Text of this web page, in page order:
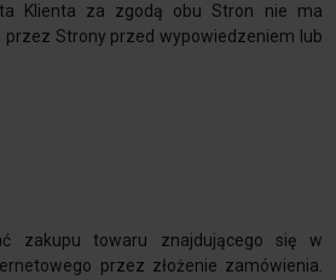
Klienta za zgodą obu Stron nie ma
przez Strony przed wypowiedzeniem lub
zakupu towaru znajdującego się w
przez złożenie zamówienia.